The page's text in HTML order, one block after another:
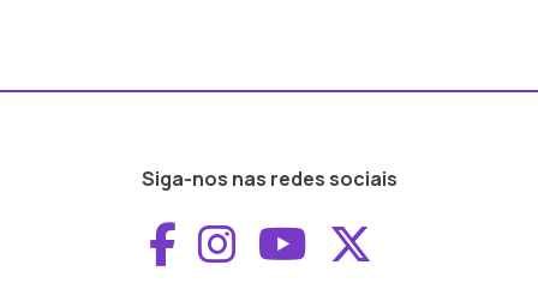
Siga-nos nas redes sociais
Aceder ao
Aceder ao
Aceder ao